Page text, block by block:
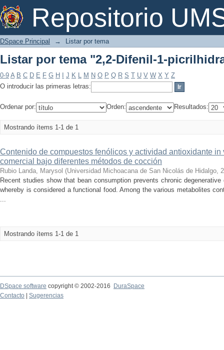
Repositorio
Listar por tema "2,2-Difenil-1-
DSpace Principal → Listar por tema
Listar por tema "2,2-Difenil-1-
0-9 A B C D E F G H J K L M N O P Q R S T U V W X Y Z
O introducir las primeras letras:
Ordenar por: Orden: Resultados:
Mostrando ítems 1-1 de 1
Contenido de compuestos fenólicos y actividad antioxidante
comercial bajo diferentes métodos de cocción
Rubio Landa, Marysol (Universidad Michoacana de San Nicolás de Hidalgo,
Recent studies show that bean consumption prevents chronic
whereby is considered a functional food. Among the various metabolites
...
Mostrando ítems 1-1 de 1
DSpace software copyright © 2002-2016
DuraSpace
Contacto
Sugerencias